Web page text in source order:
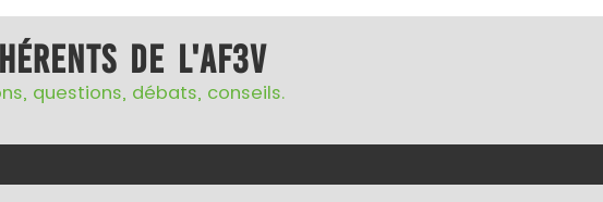
de l'AF3V
questions, débats, conseils.